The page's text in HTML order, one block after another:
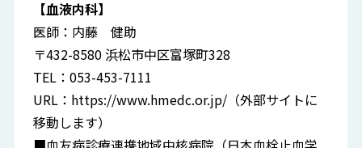
【血液内科】
医師：内藤 健助
〒432-8580 浜松市中区富塚町328
TEL：053-453-7111
URL： https://www.hmedc.or.jp/ （外部サイトに
移動します）